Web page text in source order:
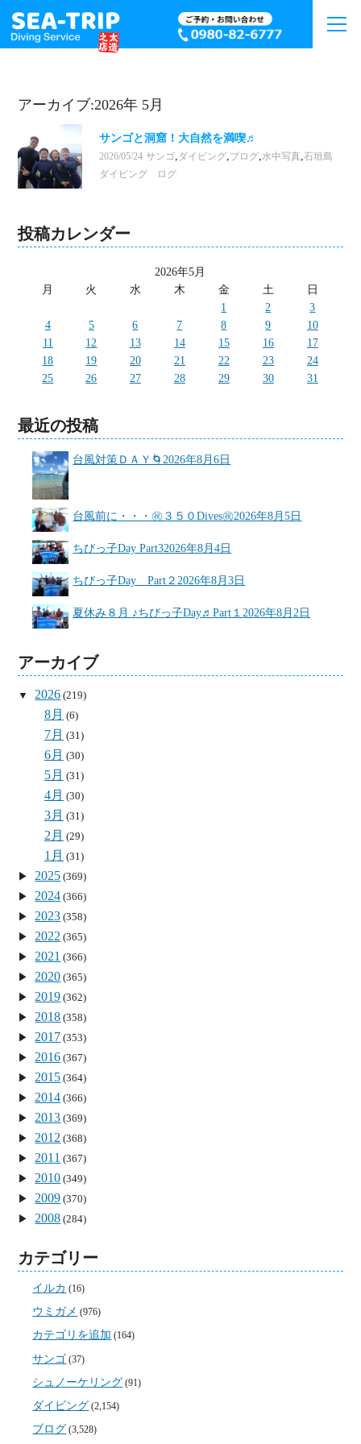
アーカイブ:2026年 5月
サンゴと洞窟！大自然を満喫♬
2026/05/24 サンゴ,ダイビング,ブログ,水中写真,石垣島
ダイビング ログ
投稿カレンダー
2026年5月
月
火 水 木 金 土
日
1
2
3
4
5 6 7 8 9
10
11
12 13 14 15 16
17
18
19 20 21 22 23
24
25
26 27 28 29 30 31
最近の投稿
台風対策ＤＡＹ🌀2026年8月6日
台風前に・・・㊗３５０Dives㊗2026年8月5日
ちびっ子Day Part32026年8月4日
ちびっ子Day Part２2026年8月3日
夏休み８月 ♪ちびっ子Day♬Part１2026年8月2日
アーカイブ
2026 (219)
8月 (6)
7月 (31)
6月 (30)
5月 (31)
4月 (30)
3月 (31)
2月 (29)
1月 (31)
2025 (369)
2024 (366)
2023 (358)
2022 (365)
2021 (366)
2020 (365)
2019 (362)
2018 (358)
2017 (353)
2016 (367)
2015 (364)
2014 (366)
2013 (369)
2012 (368)
2011 (367)
2010 (349)
2009 (370)
2008 (284)
カテゴリー
イルカ (16)
ウミガメ (976)
カテゴリを追加 (164)
サンゴ (37)
シュノーケリング (91)
ダイビング (2,154)
ブログ (3,528)